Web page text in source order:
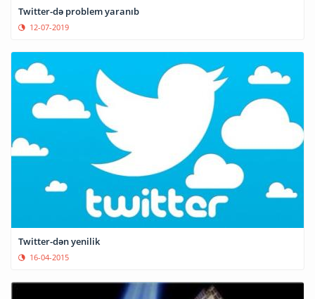
Twitter-də problem yaranıb
12-07-2019
Twitter-dən yenilik
16-04-2015